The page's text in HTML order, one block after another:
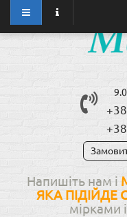
Напишіть нам і
ЯКА ПІДІЙДЕ
мірками